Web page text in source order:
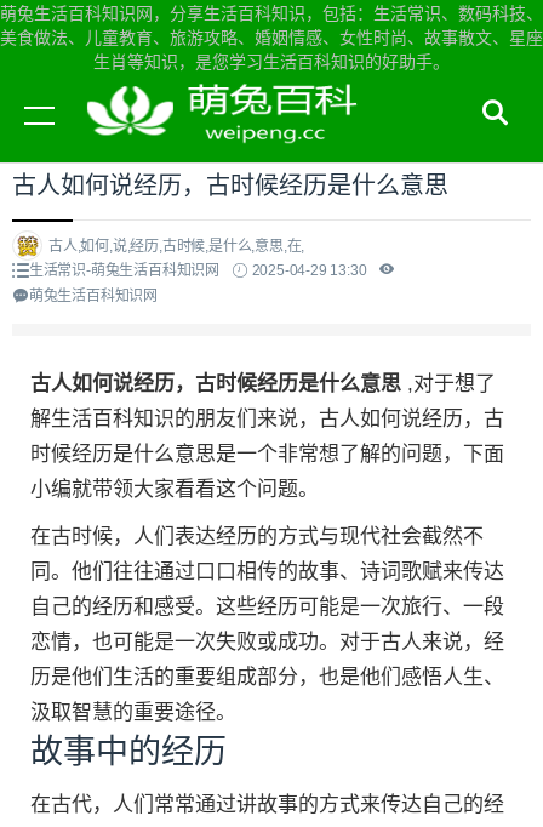
萌兔生活百科知识网，分享生活百科知识，包括：生活常识、数码科技、
美食做法、儿童教育、旅游攻略、婚姻情感、女性时尚、故事散文、星座
生肖等知识，是您学习生活百科知识的好助手。
当前位置： 萌兔生活百科知识网首页>生活常识
古人如何说经历，古时候经历是什么意思
古人,如何,说,经历,古时候,是什么,意思,在,
生活常识-萌兔生活百科知识网
2025-04-29 13:30
萌兔生活百科知识网
古人如何说经历，古时候经历是什么意思 ,对于想了
解生活百科知识的朋友们来说，古人如何说经历，古
时候经历是什么意思是一个非常想了解的问题，下面
小编就带领大家看看这个问题。
在古时候，人们表达经历的方式与现代社会截然不
同。他们往往通过口口相传的故事、诗词歌赋来传达
自己的经历和感受。这些经历可能是一次旅行、一段
恋情，也可能是一次失败或成功。对于古人来说，经
历是他们生活的重要组成部分，也是他们感悟人生、
汲取智慧的重要途径。
故事中的经历
在古代，人们常常通过讲故事的方式来传达自己的经